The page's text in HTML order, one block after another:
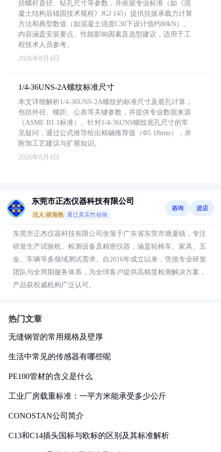
括螺杆直径、钻孔尺寸等参数，并依据专业标准（如《混
凝土结构后锚固技术规程》JGJ 145）提供抗拔承载力计算
方法和典型数值（如混凝土强度C30下设计值约80kN）。
内容涵盖安装要点、性能影响因素及选型建议，适用于工
程技术人员参考。
2026年8月4日
1/4-36UNS-2A螺纹标准尺寸
本文详细解析1/4-36UNS-2A螺纹的标准尺寸及底孔计算，
包括外径、螺距、公差等关键参数，并提供专业数据来源
（ASME B1.1标准）。针对1/4-36UNS螺纹底孔尺寸的常
见疑问，通过公式推导给出精确推荐值（Φ5.18mm），并
附加工艺建议与扩展知识。
2026年8月4日
东莞市正杰仪器科技有限公司
法人:侯海艳 通过真实性核验
咨询 进店
东莞市正杰仪器科技有限公司坐落于广东省东莞市塘厦镇，专注
研发生产试验机、检测设备及精密仪器，涵盖轮椅车、家具、五
金、车辆等多领域测试需求。自2016年成立以来，凭借专业研发
团队与全周期服务体系，为全球客户提供高精度检测解决方案，
产品获权威机构广泛认可。
热门文章
无缝钢管的常用规格及壁厚
生活中常见的传感器有哪些呢
PE100管材的含义是什么
工业厂房载重标准：一平方米能承受多少公斤
CONOSTAN公司简介
C13和C14插头国标与欧标的区别及其标准解析